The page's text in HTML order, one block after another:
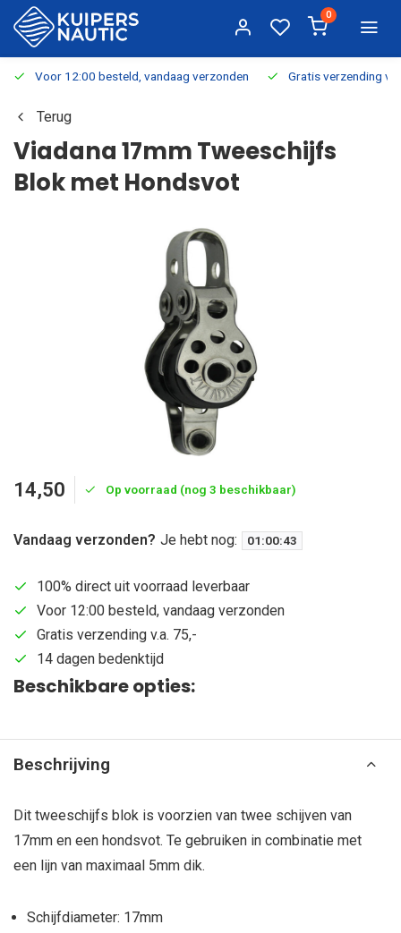
0
Voor 12:00 besteld, vandaag verzonden Gratis verzending
Terug
Viadana 17mm Tweeschijfs
Blok met Hondsvot
14,50 Op voorraad (nog 3 beschikbaar)
Vandaag verzonden? Je hebt nog: 01:00:42
100% direct uit voorraad leverbaar
Voor 12:00 besteld, vandaag verzonden
Gratis verzending v.a. 75,-
14 dagen bedenktijd
Beschikbare opties:
Beschrijving
Dit tweeschijfs blok is voorzien van twee schijven van
17mm en een hondsvot. Te gebruiken in combinatie met
een lijn van maximaal 5mm dik.
Schijfdiameter: 17mm